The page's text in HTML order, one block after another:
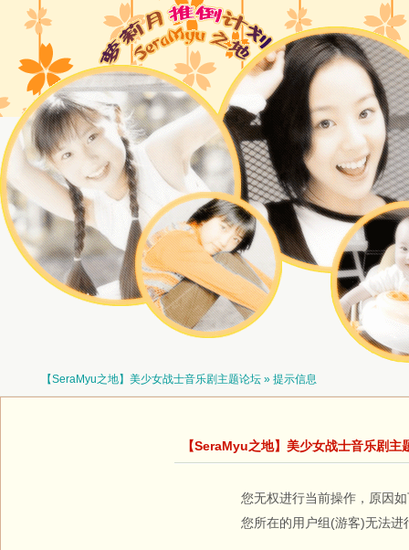
【SeraMyu之地】美少女战士音乐剧主题论坛 » 提示信息
【SeraMyu之地】美少女战士音乐剧主
您无权进行当前操作，原因
您所在的用户组(游客)无法进